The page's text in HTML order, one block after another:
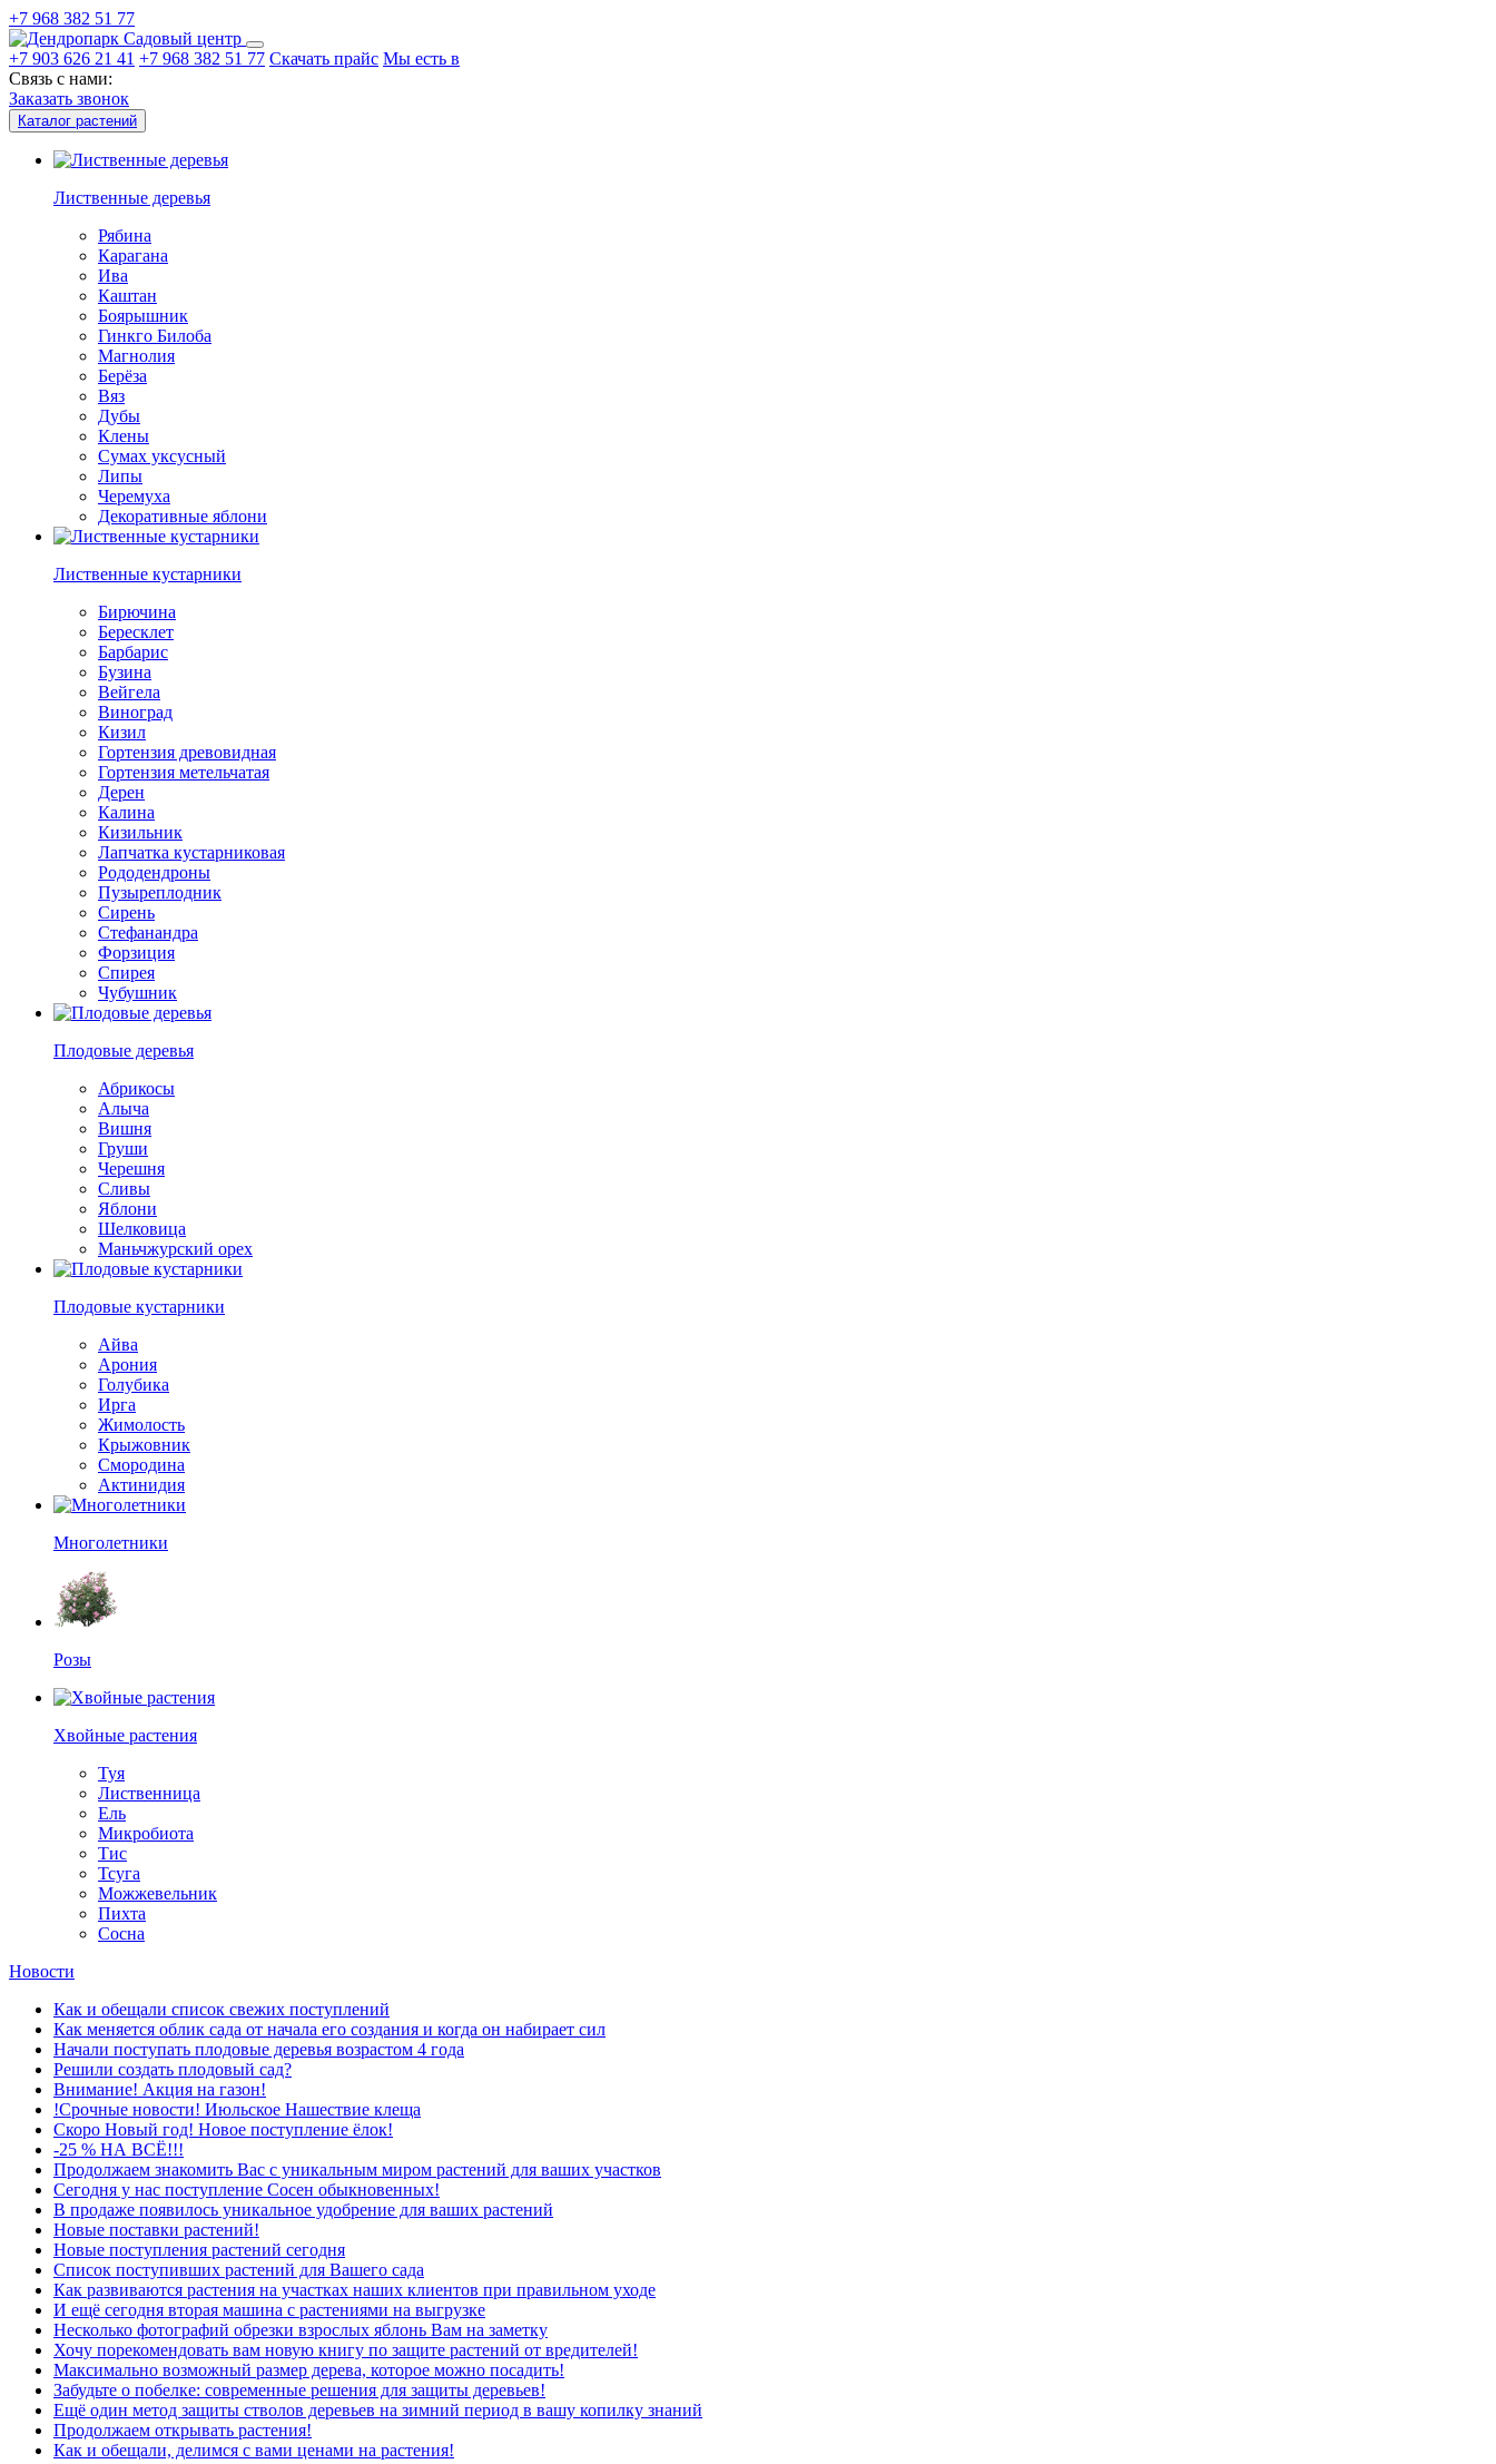
+7 968 382 51 77
Садовый центр
+7 903 626 21 41 +7 968 382 51 77 Скачать прайс Мы есть в
Связь с нами:
Заказать звонок
Каталог растений
Лиственные деревья
Рябина
Карагана
Ива
Каштан
Боярышник
Гинкго Билоба
Магнолия
Берёза
Вяз
Дубы
Клены
Сумах уксусный
Липы
Черемуха
Декоративные яблони
Лиственные кустарники
Бирючина
Бересклет
Барбарис
Бузина
Вейгела
Виноград
Кизил
Гортензия древовидная
Гортензия метельчатая
Дерен
Калина
Кизильник
Лапчатка кустарниковая
Рододендроны
Пузыреплодник
Сирень
Стефанандра
Форзиция
Спирея
Чубушник
Плодовые деревья
Абрикосы
Алыча
Вишня
Груши
Черешня
Сливы
Яблони
Шелковица
Маньчжурский орех
Плодовые кустарники
Айва
Арония
Голубика
Ирга
Жимолость
Крыжовник
Смородина
Актинидия
Многолетники
Розы
Хвойные растения
Туя
Лиственница
Ель
Микробиота
Тис
Тсуга
Можжевельник
Пихта
Сосна
Новости
Как и обещали список свежих поступлений
Как меняется облик сада от начала его создания и когда он набирает сил
Начали поступать плодовые деревья возрастом 4 года
Решили создать плодовый сад?
Внимание! Акция на газон!
!Срочные новости! Июльское Нашествие клеща
Скоро Новый год! Новое поступление ёлок!
-25 % НА ВСЁ!!!
Продолжаем знакомить Вас с уникальным миром растений для ваших участков
Сегодня у нас поступление Сосен обыкновенных!
В продаже появилось уникальное удобрение для ваших растений
Новые поставки растений!
Новые поступления растений сегодня
Список поступивших растений для Вашего сада
Как развиваются растения на участках наших клиентов при правильном уходе
И ещё сегодня вторая машина с растениями на выгрузке
Несколько фотографий обрезки взрослых яблонь Вам на заметку
Хочу порекомендовать вам новую книгу по защите растений от вредителей!
Максимально возможный размер дерева, которое можно посадить!
Забудьте о побелке: современные решения для защиты деревьев!
Ещё один метод защиты стволов деревьев на зимний период в вашу копилку знаний
Продолжаем открывать растения!
Как и обещали, делимся с вами ценами на растения!